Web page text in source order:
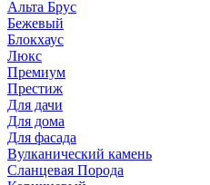
Альта Брус
Бежевый
Блокхаус
Люкс
Премиум
Престиж
Для дачи
Для дома
Для фасада
Вулканический камень
Сланцевая Порода